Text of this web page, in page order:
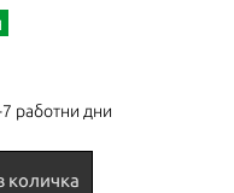
работни дни
количка